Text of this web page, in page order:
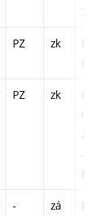
7
PZ zk
P -
PR -
PZ zk
P -
COZ -
2 /
- 12 /
PR -
- zá PR -